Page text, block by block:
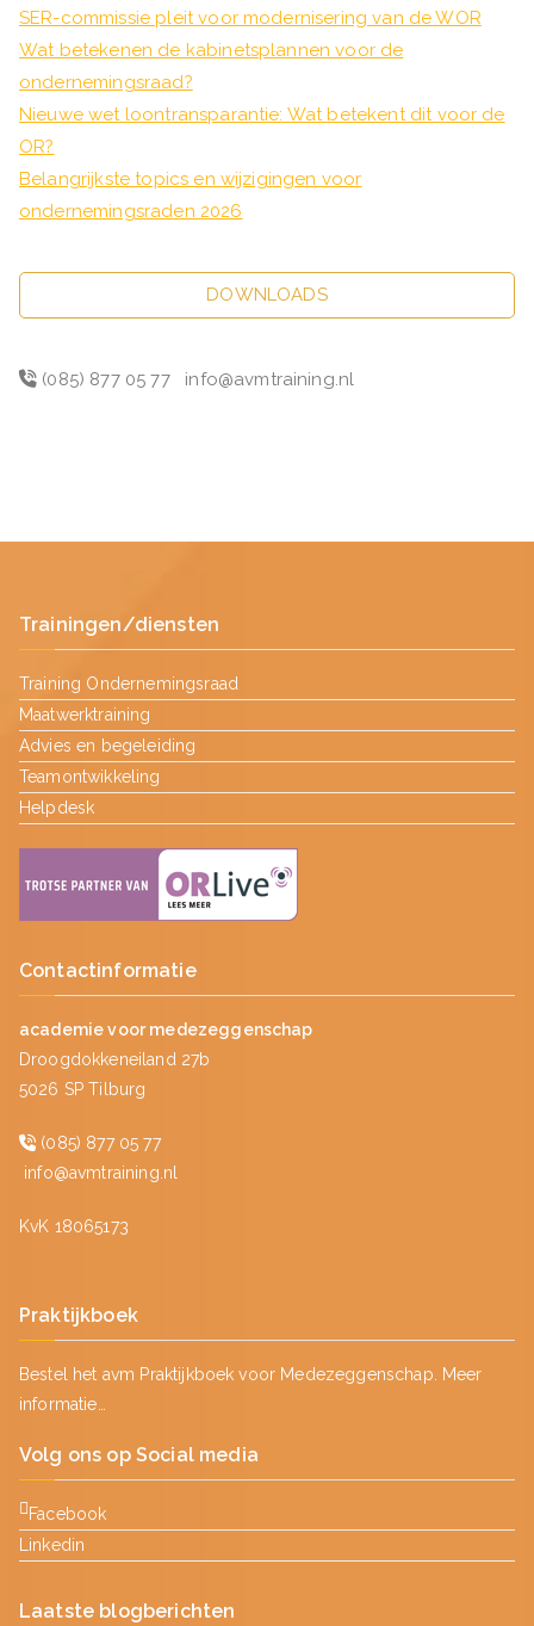
SER-commissie pleit voor modernisering van de WOR
Wat betekenen de kabinetsplannen voor de
ondernemingsraad?
Nieuwe wet loontransparantie: Wat betekent dit voor de
OR?
Belangrijkste topics en wijzigingen voor
ondernemingsraden 2026
DOWNLOADS
(085) 877 05 77 info@avmtraining.nl
Trainingen/diensten
Training Ondernemingsraad
Maatwerktraining
Advies en begeleiding
Teamontwikkeling
Helpdesk
Contactinformatie
academie voor medezeggenschap
Droogdokkeneiland 27b
5026 SP Tilburg
(085) 877 05 77
info@avmtraining.nl
KvK 18065173
Praktijkboek
Bestel het avm Praktijkboek voor Medezeggenschap.
Meer
informatie…
Volg ons op Social media
Facebook
Linkedin
Laatste blogberichten